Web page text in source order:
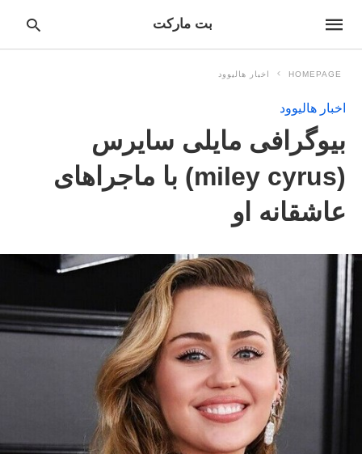
بت مارکت
HOMEPAGE اخبار هالیوود
اخبار هالیوود
بیوگرافی مایلی سایرس
(miley cyrus) با ماجراهای
عاشقانه او